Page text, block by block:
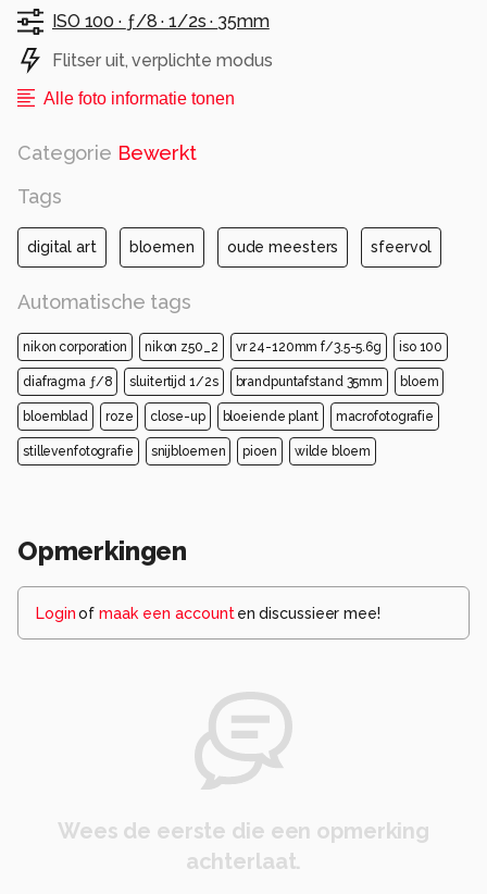
ISO 100 · ƒ/8 ·1/2s · 35mm
Flitser uit, verplichte modus
Alle foto informatie tonen
Categorie Bewerkt
Tags
digital art bloemen oude meesters sfeervol
Automatische tags
nikon corporation nikon z50_2 vr 24-120mm f/3.5-5.6g iso 100
diafragma ƒ/8 sluitertijd 1/2s brandpuntafstand 35mm bloem
bloemblad roze close-up bloeiende plant macrofotografie
stillevenfotografie snijbloemen pioen wilde bloem
Opmerkingen
Loginof maak een account en discussieer mee!
Wees de eerste die een opmerking
achterlaat.